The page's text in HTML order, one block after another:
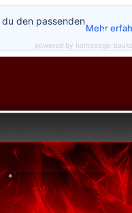
den passenden
Mehr
powered by homepage-
*